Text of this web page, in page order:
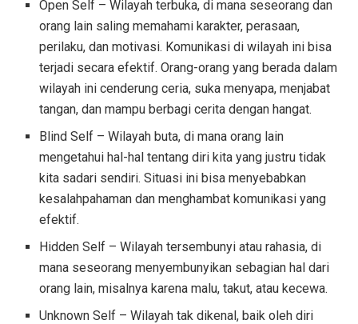
Open Self – Wilayah terbuka, di mana seseorang dan
orang lain saling memahami karakter, perasaan,
perilaku, dan motivasi. Komunikasi di wilayah ini bisa
terjadi secara efektif. Orang-orang yang berada dalam
wilayah ini cenderung ceria, suka menyapa, menjabat
tangan, dan mampu berbagi cerita dengan hangat.
Blind Self – Wilayah buta, di mana orang lain
mengetahui hal-hal tentang diri kita yang justru tidak
kita sadari sendiri. Situasi ini bisa menyebabkan
kesalahpahaman dan menghambat komunikasi yang
efektif.
Hidden Self – Wilayah tersembunyi atau rahasia, di
mana seseorang menyembunyikan sebagian hal dari
orang lain, misalnya karena malu, takut, atau kecewa.
Unknown Self – Wilayah tak dikenal, baik oleh diri